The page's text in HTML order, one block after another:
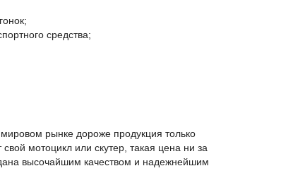
средства;
рынке дороже продукция только
мотоцикл или скутер, такая цена ни за
высочайшим качеством и надежнейшим